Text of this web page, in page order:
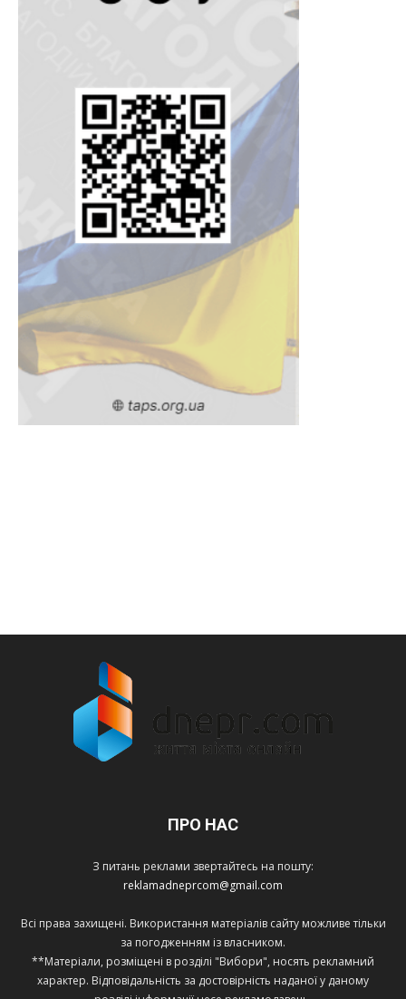
ПРО НАС
З питань реклами звертайтесь на пошту:
reklamadneprcom@gmail.com
Всі права захищені. Використання матеріалів сайту можливе тільки
за погодженням із власником.
**Матеріали, розміщені в розділі "Вибори", носять рекламний
характер. Відповідальність за достовірність наданої у даному